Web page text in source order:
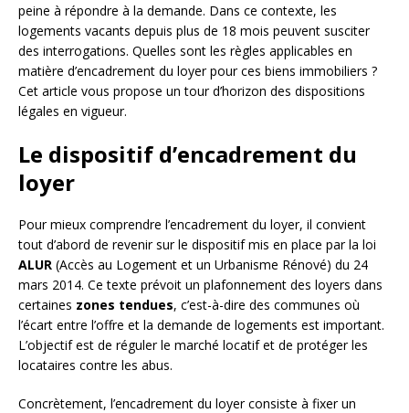
peine à répondre à la demande. Dans ce contexte, les
logements vacants depuis plus de 18 mois peuvent susciter
des interrogations. Quelles sont les règles applicables en
matière d’encadrement du loyer pour ces biens immobiliers ?
Cet article vous propose un tour d’horizon des dispositions
légales en vigueur.
Le dispositif d’encadrement du
loyer
Pour mieux comprendre l’encadrement du loyer, il convient
tout d’abord de revenir sur le dispositif mis en place par la loi
ALUR (Accès au Logement et un Urbanisme Rénové) du 24
mars 2014. Ce texte prévoit un plafonnement des loyers dans
certaines zones tendues, c’est-à-dire des communes où
l’écart entre l’offre et la demande de logements est important.
L’objectif est de réguler le marché locatif et de protéger les
locataires contre les abus.
Concrètement, l’encadrement du loyer consiste à fixer un